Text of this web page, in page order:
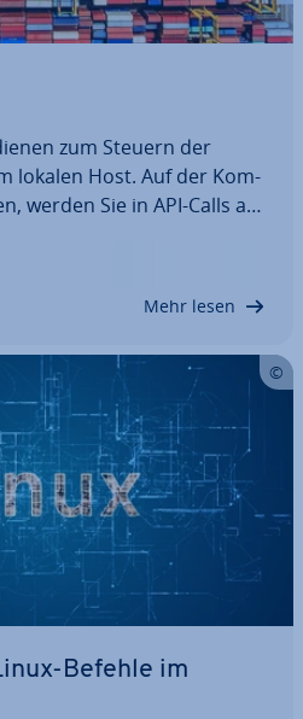
zum Steuern der
lokalen Host. Auf der Kom­
werden Sie in API-Calls an
Container und
Mehr lesen
Befehle im